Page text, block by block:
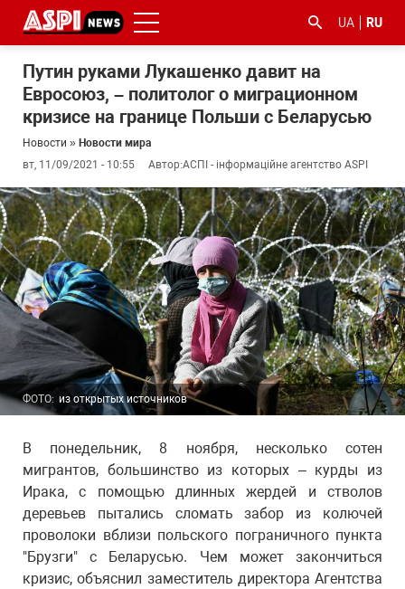
UA RU
Путин руками Лукашенко давит на
Евросоюз, – политолог о миграционном
кризисе на границе Польши с Беларусью
Новости » Новости мира
вт, 11/09/2021 - 10:55
Автор:АСПІ - інформаційне агентство ASPI
ФОТО: из открытых источников
В понедельник, 8 ноября, несколько сотен
мигрантов, большинство из которых – курды из
Ирака, с помощью длинных жердей и стволов
деревьев пытались сломать забор из колючей
проволоки вблизи польского пограничного пункта
"Брузги" с Беларусью. Чем может закончиться
кризис, объяснил заместитель директора Агентства
#ООС
#боротьба
з
корупцією
#гфс #Киев #коронавірус